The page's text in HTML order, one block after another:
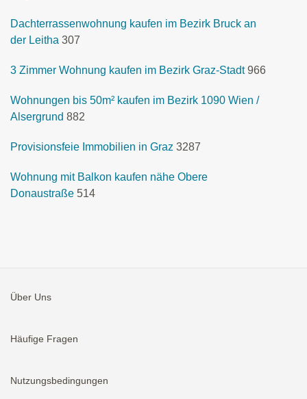
Dachterrassenwohnung kaufen im Bezirk Bruck an
der Leitha 307
3 Zimmer Wohnung kaufen im Bezirk Graz-Stadt 966
Wohnungen bis 50m² kaufen im Bezirk 1090 Wien /
Alsergrund 882
Provisionsfeie Immobilien in Graz 3287
Wohnung mit Balkon kaufen nähe Obere
Donaustraße 514
Über Uns
Häufige Fragen
Nutzungsbedingungen